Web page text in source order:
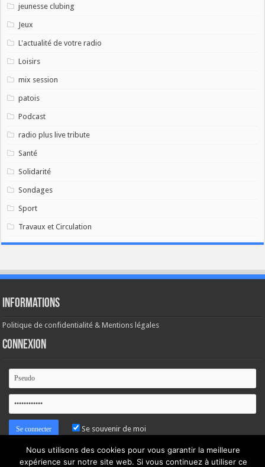
jeunesse clubing
Jeux
L'actualité de votre radio
Loisirs
mix session
patois
Podcast
radio plus live tribute
Santé
Solidarité
Sondages
Sport
Travaux et Circulation
Informations
Politique de confidentialité & Mentions légales
Connexion
Se souvenir de moi
Mot de passe oublié ?
Nous utilisons des cookies pour vous garantir la meilleure
expérience sur notre site web. Si vous continuez à utiliser ce